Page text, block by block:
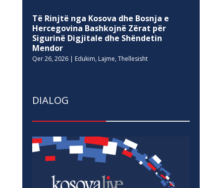
Të Rinjtë nga Kosova dhe Bosnja e
Hercegovina Bashkojnë Zërat për
Sigurinë Digjitale dhe Shëndetin
Mendor
Qer 26, 2026| Edukim, Lajme, Thellesisht
DIALOG